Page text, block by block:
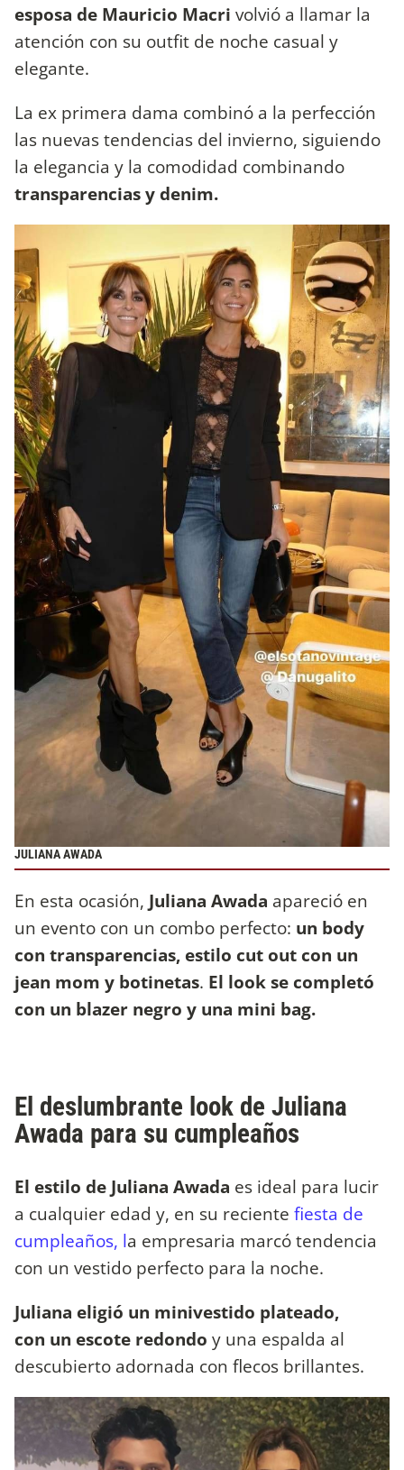
esposa de Mauricio Macri volvió a llamar la
atención con su outfit de noche casual y
elegante.
La ex primera dama combinó a la perfección
las nuevas tendencias del invierno, siguiendo
la elegancia y la comodidad combinando
transparencias y denim.
JULIANA AWADA
En esta ocasión, Juliana Awada apareció en
un evento con un combo perfecto: un body
con transparencias, estilo cut out con un
jean mom y botinetas. El look se completó
con un blazer negro y una mini bag.
El deslumbrante look de Juliana
Awada para su cumpleaños
El estilo de Juliana Awada es ideal para lucir
a cualquier edad y, en su reciente fiesta de
cumpleaños, la empresaria marcó tendencia
con un vestido perfecto para la noche.
Juliana eligió un minivestido plateado,
con un escote redondo y una espalda al
descubierto adornada con flecos brillantes.